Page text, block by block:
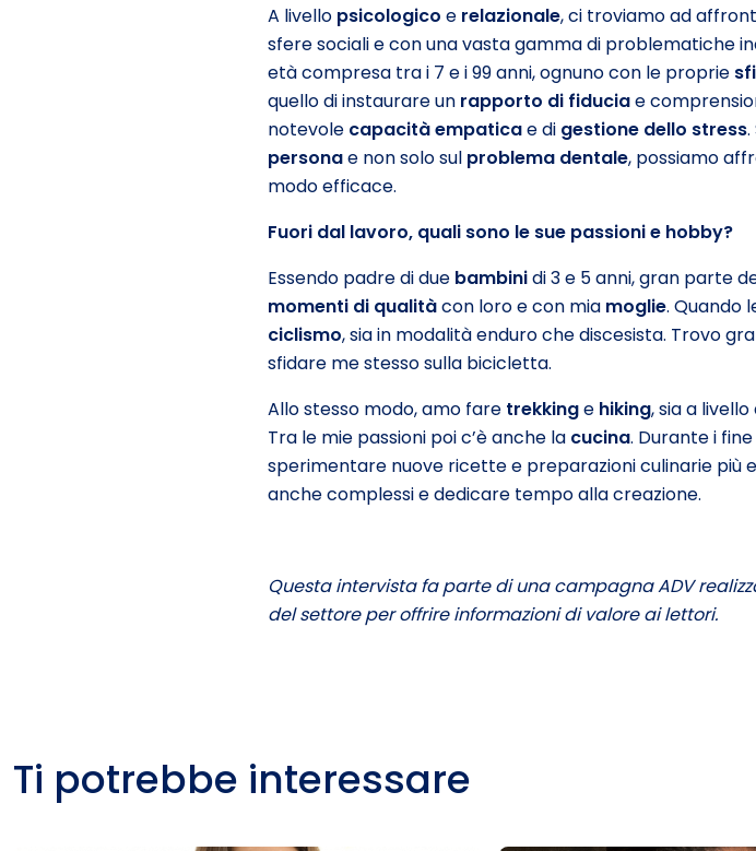
A livello psicologico e relazionale, ci troviamo ad
sfere sociali e con una vasta gamma di problematiche
età compresa tra i 7 e i 99 anni, ognuno con le proprie
quello di instaurare un rapporto di fiduciae
notevole capacitàempaticae di gestione dello stress
personae non solo sul problema dentale, possiamo
modo efficace.
Fuori dal lavoro, quali sono le sue passioni e hobby?
Essendo padre di due bambinidi 3 e 5 anni, gran parte
momenti di qualitàcon loro e con mia moglie. Quando
ciclismo, sia in modalità enduro che discesista. Trovo
sfidare me stesso sulla bicicletta.
Allo stesso modo, amo fare trekkinge hiking, sia a
Tra le mie passioni poi c’è anche la cucina. Durante i
sperimentare nuove ricette e preparazioni culinarie
anche complessi e dedicare tempo alla creazione.
Questa intervista fa parte di una campagna ADV
del settore per offrire informazioni di valore ai lettori.
Ti potrebbe interessare